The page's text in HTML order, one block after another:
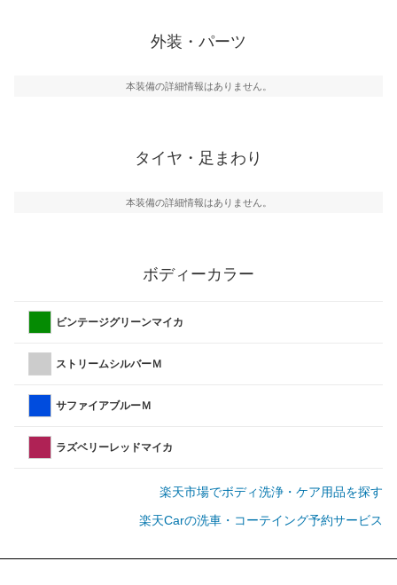
外装・パーツ
本装備の詳細情報はありません。
タイヤ・足まわり
本装備の詳細情報はありません。
ボディーカラー
ビンテージグリーンマイカ
ストリームシルバーＭ
サファイアブルーＭ
ラズベリーレッドマイカ
楽天市場でボディ洗浄・ケア用品を探す
楽天Carの洗車・コーテイング予約サービス